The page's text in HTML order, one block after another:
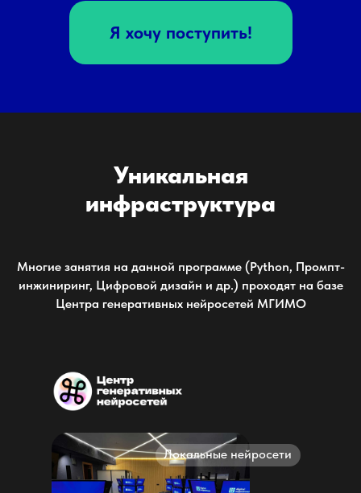
Я хочу поступить!
Уникальная
инфраструктура
Многие занятия на данной программе (Python, Промпт-
инжиниринг, Цифровой дизайн и др.) проходят на базе
Центра генеративных нейросетей МГИМО
Локальные нейросети